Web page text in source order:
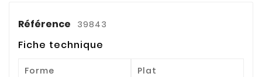
Référence 39843
Fiche technique
Forme Plat